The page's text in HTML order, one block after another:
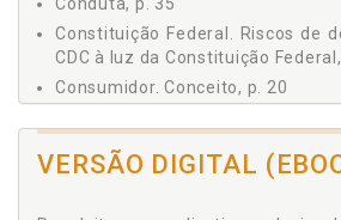
Conduta, p. 35
Constituição Federal. Riscos de
CDC à luz da Constituição
Consumidor. Conceito, p. 20
Culpa exclusiva da vítima ou de
VERSÃO DIGITAL